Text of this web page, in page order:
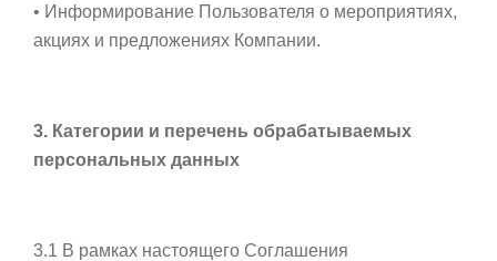
• Информирование Пользователя о мероприятиях,
акциях и предложениях Компании.
3. Категории и перечень обрабатываемых
персональных данных
3.1 В рамках настоящего Соглашения